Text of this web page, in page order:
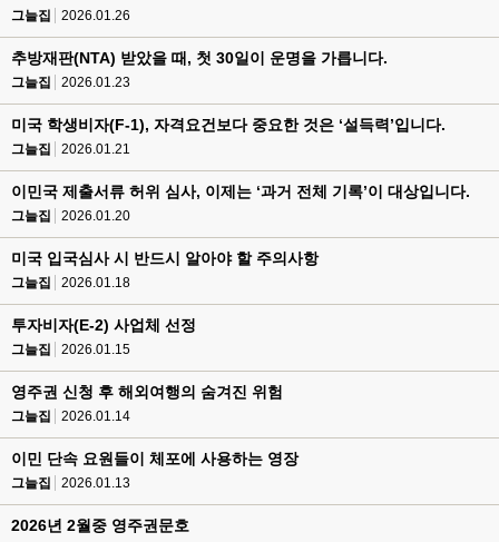
그늘집 2026.01.26
추방재판(NTA) 받았을 때, 첫 30일이 운명을 가릅니다.
그늘집 2026.01.23
미국 학생비자(F-1), 자격요건보다 중요한 것은 ‘설득력’입니다.
그늘집 2026.01.21
이민국 제출서류 허위 심사, 이제는 ‘과거 전체 기록’이 대상입니다.
그늘집 2026.01.20
미국 입국심사 시 반드시 알아야 할 주의사항
그늘집 2026.01.18
투자비자(E-2) 사업체 선정
그늘집 2026.01.15
영주권 신청 후 해외여행의 숨겨진 위험
그늘집 2026.01.14
이민 단속 요원들이 체포에 사용하는 영장
그늘집 2026.01.13
2026년 2월중 영주권문호